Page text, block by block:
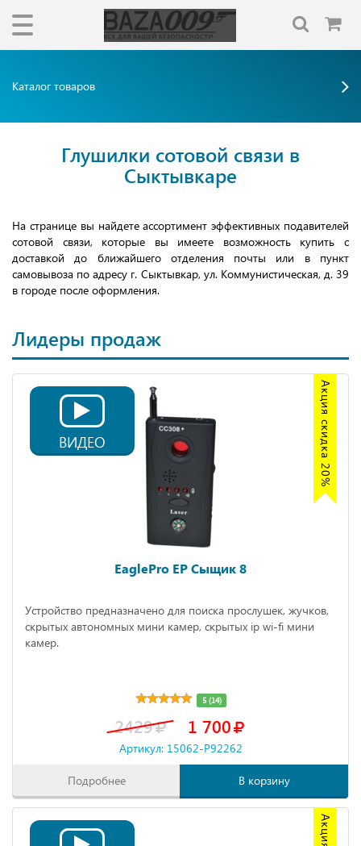
Каталог товаров
Глушилки сотовой связи в
Сыктывкаре
На странице вы найдете ассортимент эффективных подавителей
сотовой связи, которые вы имеете возможность купить с
доставкой до ближайшего отделения почты или в пункт
самовывоза по адресу г. Сыктывкар, ул. Коммунистическая, д. 39
в городе после оформления.
Лидеры продаж
Акция скидка 20%
ВИДЕО
EaglePro EP Сыщик 8
Устройство предназначено для поиска прослушек, жучков,
скрытых автономных мини камер, скрытых ip wi-fi мини
камер.
5 (14)
2429 1 700
Артикул: 15062-P92262
Подробнее В корзину